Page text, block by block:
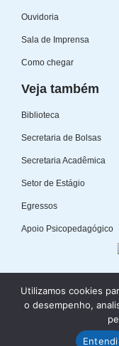
Ouvidoria
Sala de Imprensa
Como chegar
Veja também
Biblioteca
Secretaria de Bolsas
Secretaria Acadêmica
Setor de Estágio
Egressos
Apoio Psicopedagógico
© Copyright 2024
27.450.709/
Utilizamos cookies
o desempenho,
Entendi